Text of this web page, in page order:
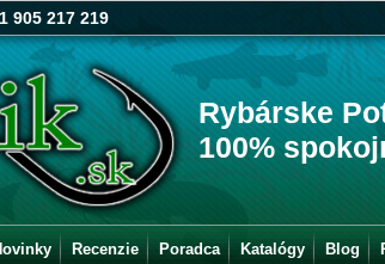
905 217 219
Rybárske
100%
Recenzie Poradca Katalógy Blog